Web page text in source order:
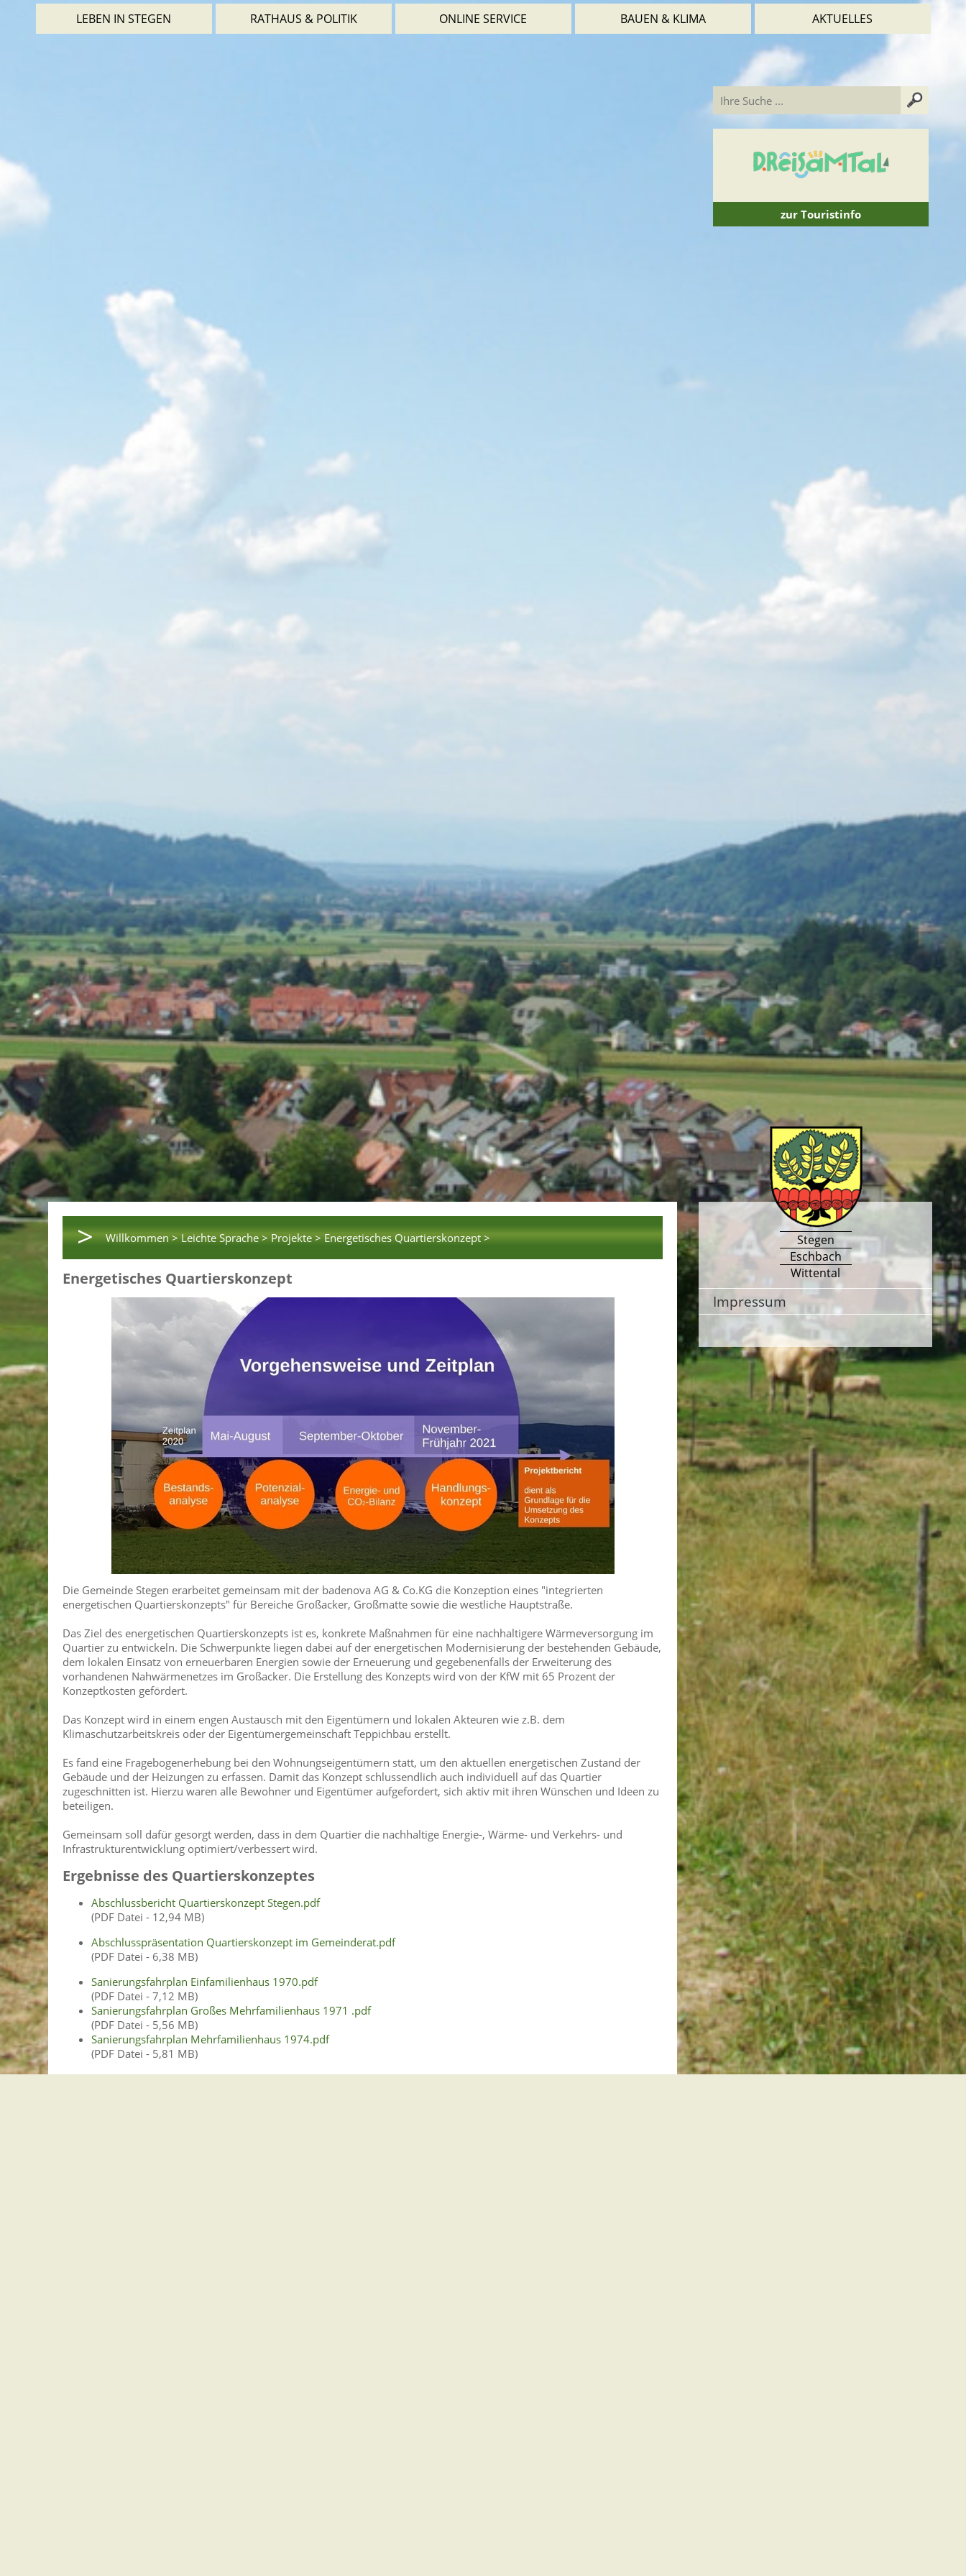
LEBEN IN STEGEN RATHAUS & POLITIK ONLINE SERVICE BAUEN & KLIMA AKTUELLES
zur Touristinfo
> Willkommen > Leichte Sprache > Projekte > Energetisches Quartierskonzept >
Energetisches Quartierskonzept
Die Gemeinde Stegen erarbeitet gemeinsam mit der badenova AG & Co.KG die Konzeption eines "integrierten
energetischen Quartierskonzepts" für Bereiche Großacker, Großmatte sowie die westliche Hauptstraße.
Das Ziel des energetischen Quartierskonzepts ist es, konkrete Maßnahmen für eine nachhaltigere Wärmeversorgung im
Quartier zu entwickeln. Die Schwerpunkte liegen dabei auf der energetischen Modernisierung der bestehenden Gebäude,
dem lokalen Einsatz von erneuerbaren Energien sowie der Erneuerung und gegebenenfalls der Erweiterung des
vorhandenen Nahwärmenetzes im Großacker. Die Erstellung des Konzepts wird von der KfW mit 65 Prozent der
Konzeptkosten gefördert.
Das Konzept wird in einem engen Austausch mit den Eigentümern und lokalen Akteuren wie z.B. dem
Klimaschutzarbeitskreis oder der Eigentümergemeinschaft Teppichbau erstellt.
Es fand eine Fragebogenerhebung bei den Wohnungseigentümern statt, um den aktuellen energetischen Zustand der
Gebäude und der Heizungen zu erfassen. Damit das Konzept schlussendlich auch individuell auf das Quartier
zugeschnitten ist. Hierzu waren alle Bewohner und Eigentümer aufgefordert, sich aktiv mit ihren Wünschen und Ideen zu
beteiligen.
Gemeinsam soll dafür gesorgt werden, dass in dem Quartier die nachhaltige Energie-, Wärme- und Verkehrs- und
Infrastrukturentwicklung optimiert/verbessert wird.
Ergebnisse des Quartierskonzeptes
Abschlussbericht Quartierskonzept Stegen.pdf
(PDF Datei - 12,94 MB)
Abschlusspräsentation Quartierskonzept im Gemeinderat.pdf
(PDF Datei - 6,38 MB)
Sanierungsfahrplan Einfamilienhaus 1970.pdf
(PDF Datei - 7,12 MB)
Sanierungsfahrplan Großes Mehrfamilienhaus 1971 .pdf
(PDF Datei - 5,56 MB)
Sanierungsfahrplan Mehrfamilienhaus 1974.pdf
(PDF Datei - 5,81 MB)
Stegen
Eschbach
Wittental
Impressum